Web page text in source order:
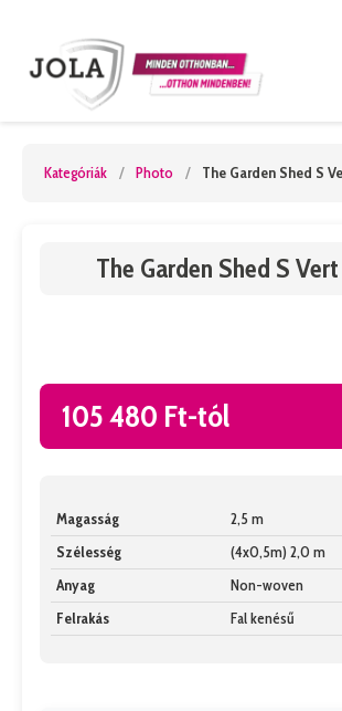
Kategóriák / Photo / The Garden Shed S
The Garden Shed S
105 480 Ft-tól
Magasság
2,5 m
Szélesség
(4x0,5m) 2,0 m
Anyag
Non-woven
Felrakás
Fal kenésű